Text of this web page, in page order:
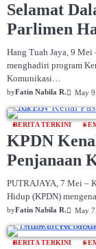
Selamat
Parlimen
Hang Tuah Jaya, 9
menghadiri program
Komunikasi…
byFatin Nabila R. May
BERITA TERKINI
KPDN
Penjanaan
PUTRAJAYA, 7 Mei –
Hidup (KPDN)
byFatin Nabila R. May
BERITA TERKINI